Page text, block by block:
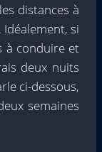
distances à
si
à conduire et
deux nuits
ci-dessous,
semaines